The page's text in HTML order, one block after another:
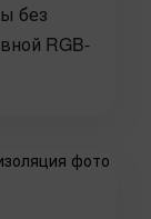
без
RGB-